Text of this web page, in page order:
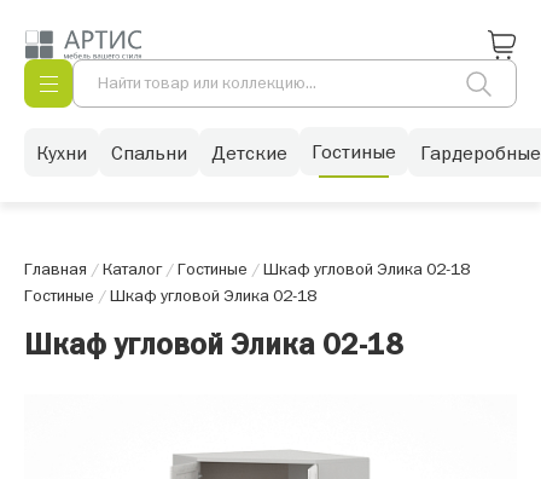
Кухни Спальни Детские Гостиные Гардеробные
Главная /Каталог/Гостиные /Шкаф угловой Элика 02-18
Гостиные /Шкаф угловой Элика 02-18
Шкаф угловой Элика 02-18